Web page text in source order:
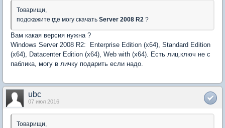
Товарищи,
подскажите где могу скачать Server 2008 R2 ?
Вам какая версия нужна ?
Windows Server 2008 R2: Enterprise Edition (x64), Standard Edition
(x64), Datacenter Edition (x64), Web with (x64). Есть лиц.ключ не с
паблика, могу в личку подарить если надо.
ubc
07 июл 2016
Товарищи,